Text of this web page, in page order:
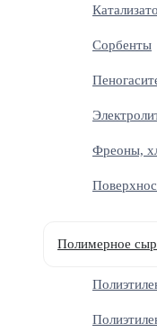
Сорбенты
Фреоны,
Полимерное